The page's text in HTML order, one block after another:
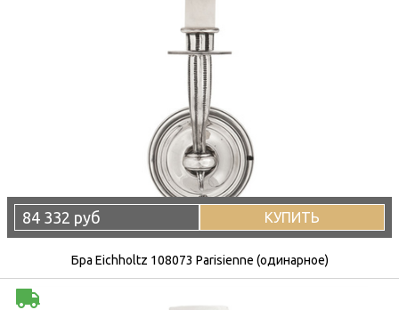
84 332 руб КУПИТЬ
Бра Eichholtz 108073 Parisienne (одинарное)